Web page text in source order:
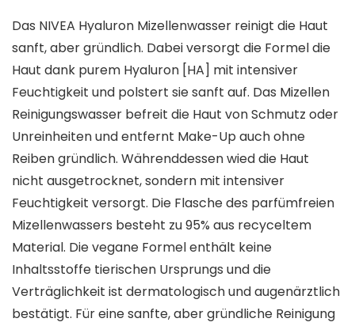
Das NIVEA Hyaluron Mizellenwasser reinigt die Haut
sanft, aber gründlich. Dabei versorgt die Formel die
Haut dank purem Hyaluron [HA] mit intensiver
Feuchtigkeit und polstert sie sanft auf. Das Mizellen
Reinigungswasser befreit die Haut von Schmutz oder
Unreinheiten und entfernt Make-Up auch ohne
Reiben gründlich. Währenddessen wied die Haut
nicht ausgetrocknet, sondern mit intensiver
Feuchtigkeit versorgt. Die Flasche des parfümfreien
Mizellenwassers besteht zu 95% aus recyceltem
Material. Die vegane Formel enthält keine
Inhaltsstoffe tierischen Ursprungs und die
Verträglichkeit ist dermatologisch und augenärztlich
bestätigt. Für eine sanfte, aber gründliche Reinigung